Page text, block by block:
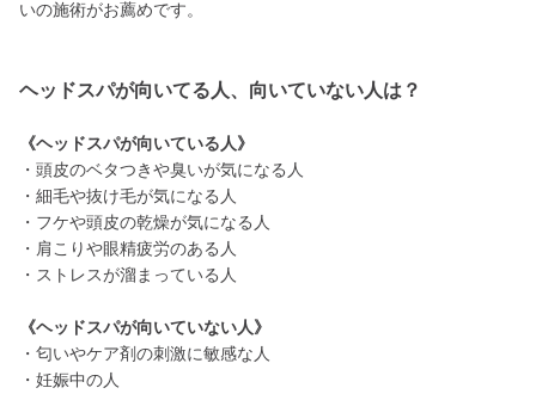
いの施術がお薦めです。
ヘッドスパが向いてる人、向いていない人は？
《ヘッドスパが向いている人》
・頭皮のベタつきや臭いが気になる人
・細毛や抜け毛が気になる人
・フケや頭皮の乾燥が気になる人
・肩こりや眼精疲労のある人
・ストレスが溜まっている人
《ヘッドスパが向いていない人》
・匂いやケア剤の刺激に敏感な人
・妊娠中の人